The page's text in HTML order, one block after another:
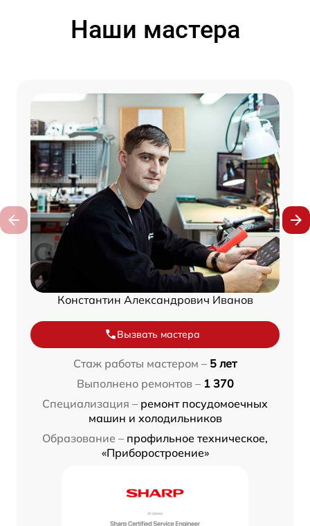
Наши мастера
Константин Александрович Иванов
Вызвать мастера
Стаж работы мастером – 5 лет
Выполнено ремонтов – 1 370
Специализация – ремонт посудомоечных
машин и холодильников
Образование – профильное техническое,
«Приборостроение»